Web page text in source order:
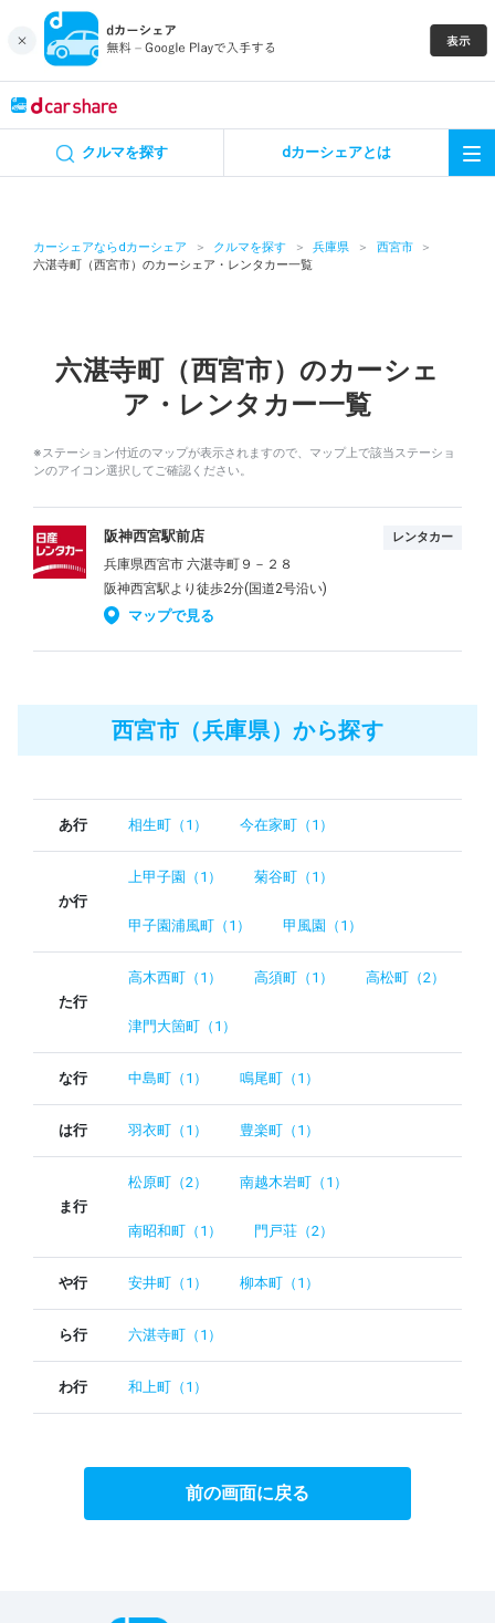
クルマを探す dカーシェアとは
カーシェアならdカーシェア クルマを探す 兵庫県
西宮市
六湛寺町（西宮市）のカーシェア・レンタカー一覧
六湛寺町（西宮市）のカーシェ
ア・レンタカー一覧
※ステーション付近のマップが表示されますので、マップ上で該当ステーショ
ンのアイコン選択してご確認ください。
阪神西宮駅前店 レンタカー
兵庫県西宮市 六湛寺町９－２８
阪神西宮駅より徒歩2分(国道2号沿い)
マップで見る
西宮市（兵庫県）から探す
あ行 相生町（1） 今在家町（1）
か行
上甲子園（1） 菊谷町（1）
甲子園浦風町（1） 甲風園（1）
た行
高木西町（1） 高須町（1） 高松町（2）
津門大箇町（1）
な行 中島町（1） 鳴尾町（1）
は行 羽衣町（1） 豊楽町（1）
ま行
松原町（2） 南越木岩町（1）
南昭和町（1） 門戸荘（2）
や行 安井町（1） 柳本町（1）
ら行 六湛寺町（1）
わ行 和上町（1）
前の画面に戻る
カーシェア
特集
アプリの使い方